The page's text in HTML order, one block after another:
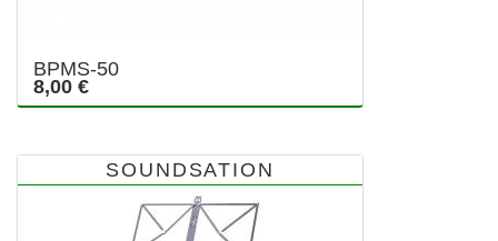
BPMS-50
8,00 €
SOUNDSATION